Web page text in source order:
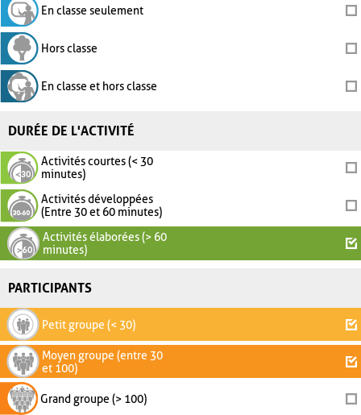
En classe seulement
Hors classe
En classe et hors classe
DURÉE DE L'ACTIVITÉ
Activités courtes (< 30
minutes)
Activités développées
(Entre 30 et 60 minutes)
Activités élaborées (> 60
minutes)
PARTICIPANTS
Petit groupe (< 30)
Moyen groupe (entre 30
et 100)
Grand groupe (> 100)